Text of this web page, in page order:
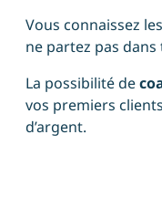
Vous connaissez
ne partez pas dans
La possibilité de
vos premiers
d’argent.